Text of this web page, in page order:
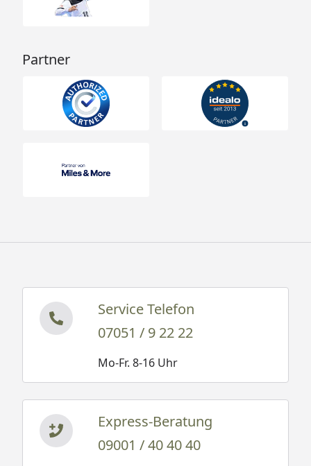
Partner
Service Telefon
07051 / 9 22 22
Mo-Fr. 8-16 Uhr
Express-Beratung
09001 / 40 40 40